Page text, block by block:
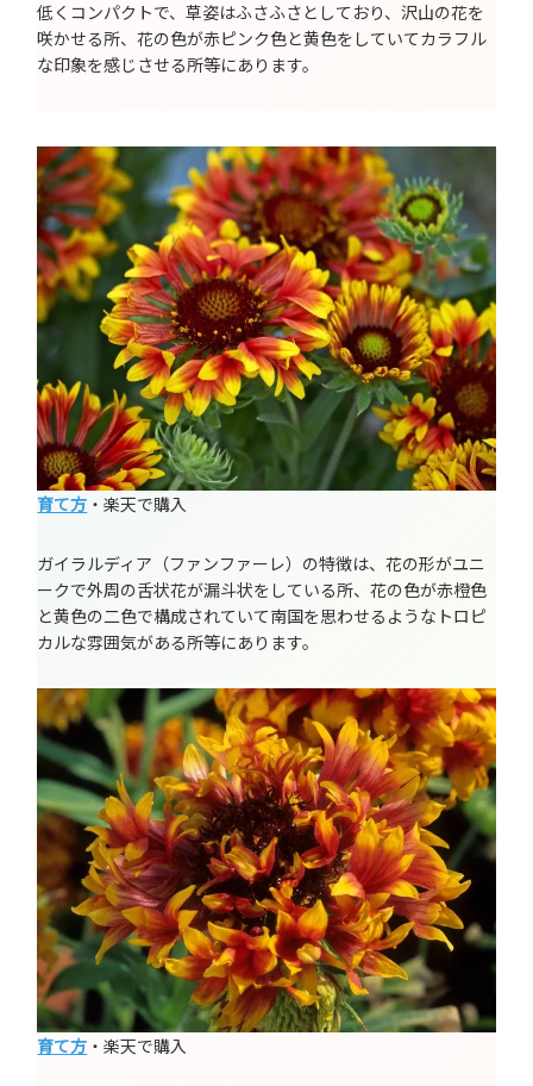
低くコンパクトで、草姿はふさふさとしており、沢山の花を
咲かせる所、花の色が赤ピンク色と黄色をしていてカラフル
な印象を感じさせる所等にあります。
育て方 ・楽天で購入
ガイラルディア（ファンファーレ）の特徴は、花の形がユニ
ークで外周の舌状花が漏斗状をしている所、花の色が赤橙色
と黄色の二色で構成されていて南国を思わせるようなトロピ
カルな雰囲気がある所等にあります。
育て方 ・楽天で購入